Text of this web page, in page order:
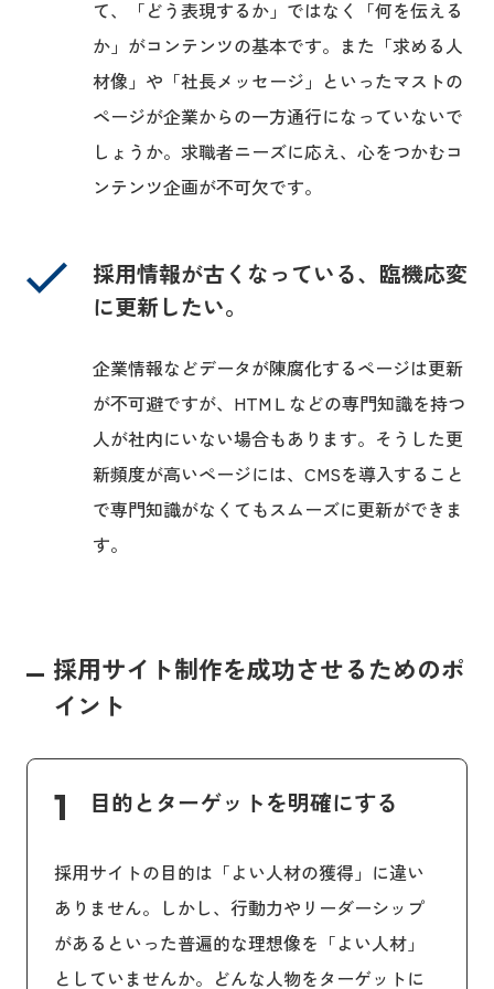
て、「どう表現するか」ではなく「何を伝える
か」がコンテンツの基本です。また「求める人
材像」や「社長メッセージ」といったマストの
ページが企業からの一方通行になっていないで
しょうか。求職者ニーズに応え、心をつかむコ
ンテンツ企画が不可欠です。
採用情報が古くなっている、臨機応変
に更新したい。
企業情報などデータが陳腐化するページは更新
が不可避ですが、HTMＬなどの専門知識を持つ
人が社内にいない場合もあります。そうした更
新頻度が高いページには、CMSを導入すること
で専門知識がなくてもスムーズに更新ができま
す。
採用サイト制作を成功させるためのポ
イント
1 目的とターゲットを明確にする
採用サイトの目的は「よい人材の獲得」に違い
ありません。しかし、行動力やリーダーシップ
があるといった普遍的な理想像を「よい人材」
としていませんか。どんな人物をターゲットに